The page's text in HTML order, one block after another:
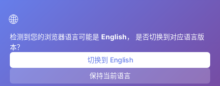
🌐
检测到您的浏览器语言可能是 English， 是否切换到对应语言版
本？
切换到 English
保持当前语言
如何与AI协作编程